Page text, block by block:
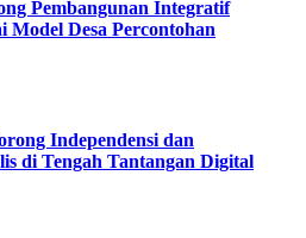
Pembangunan Integratif
Model Desa Percontohan
Independensi dan
di Tengah Tantangan Digital